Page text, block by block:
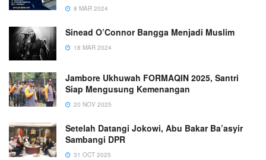
8 MAR 2024
Sinead O’Connor Bangga Menjadi Muslim
18 MAR 2024
Jambore Ukhuwah FORMAQIN 2025, Santri
Siap Mengusung Kemenangan
20 NOV 2025
Setelah Datangi Jokowi, Abu Bakar Ba’asyir
Sambangi DPR
31 OCT 2025